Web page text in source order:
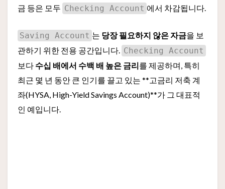
금 등은 모두 Checking Account 에서 차감됩니다.
Saving Account 는 당장 필요하지 않은 자금을 보
관하기 위한 전용 공간입니다. Checking Account
보다 수십 배에서 수백 배 높은 금리를 제공하며, 특히
최근 몇 년 동안 큰 인기를 끌고 있는 **고금리 저축 계
좌(HYSA, High-Yield Savings Account)**가 그 대표적
인 예입니다.